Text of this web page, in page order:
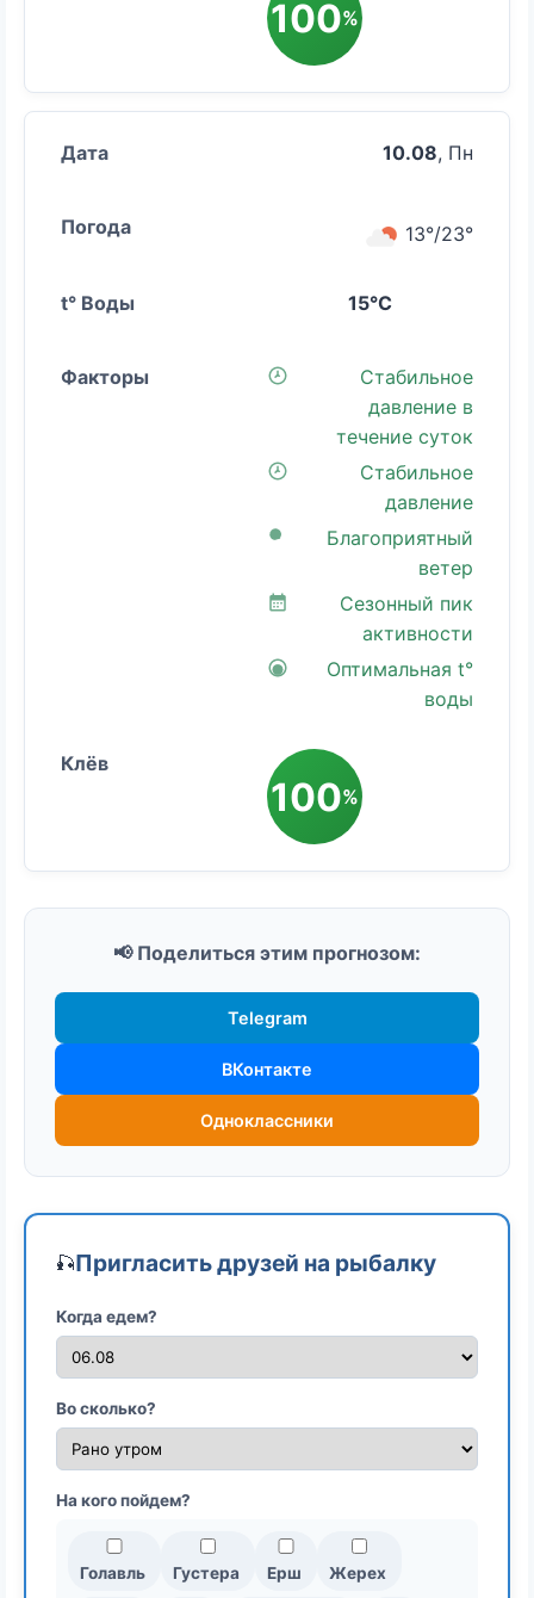
100%
10.08, Пн
13°/23°
15°C
Стабильное
давление в
течение суток
Стабильное
давление
Благоприятный
ветер
Сезонный пик
активности
Оптимальная t°
воды
100%
📢 Поделиться этим прогнозом:
Telegram
ВКонтакте
Одноклассники
🎣Пригласить друзей на рыбалку
Когда едем?
Во сколько?
На кого пойдем?
Голавль Густера Ерш Жерех